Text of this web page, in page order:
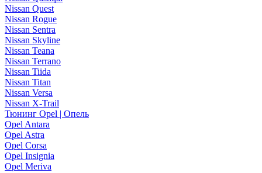
Nissan Quest
Nissan Rogue
Nissan Sentra
Nissan Skyline
Nissan Teana
Nissan Terrano
Nissan Tiida
Nissan Titan
Nissan Versa
Nissan X-Trail
Тюнинг Opel | Опель
Opel Antara
Opel Astra
Opel Corsa
Opel Insignia
Opel Meriva